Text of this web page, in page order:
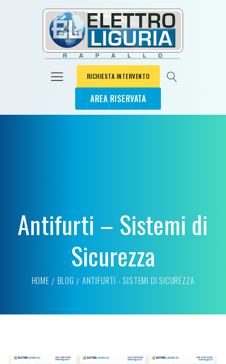
RICHIESTA INTERVENTO
AREA RISERVATA
Antifurti – Sistemi di
Sicurezza
HOME BLOG ANTIFURTI - SISTEMI DI SICUREZZA